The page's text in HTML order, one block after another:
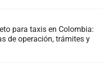
para taxis en Colombia:
de operación, trámites y